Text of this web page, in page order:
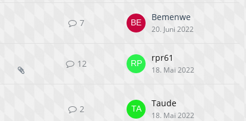
7
Bemenwe
20. Juni 2022
12
rpr61
18. Mai 2022
2
Taude
18. Mai 2022